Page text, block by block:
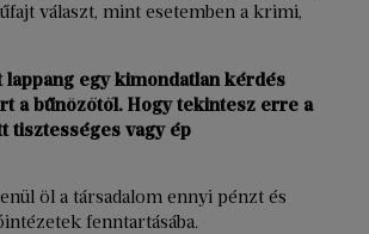
választ, mint esetemben a krimi,
egy kimondatlan kérdés
a bűnözőtől. Hogy tekintesz erre a
tisztességes vagy ép
öl a társadalom ennyi pénzt és
fenntartásába.